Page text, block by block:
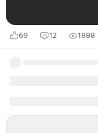
69 12 1888